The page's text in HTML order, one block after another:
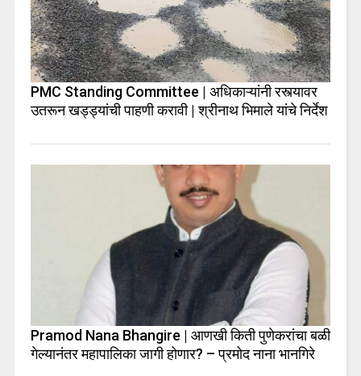
PMC Standing Committee | अधिकाऱ्यांनी रस्त्यावर
उतरून खड्ड्यांची पाहणी करावी | श्रीनाथ भिमाले यांचे निर्देश
Pramod Nana Bhangire | आणखी किती पुणेकरांचा बळी
गेल्यानंतर महापालिका जागी होणार? – प्रमोद नाना भानगिरे